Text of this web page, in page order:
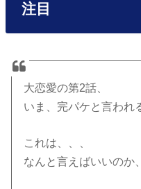
注目
大恋愛の第2話、
いま、完パケと言われ
これは、、、
なんと言えばいいのか、